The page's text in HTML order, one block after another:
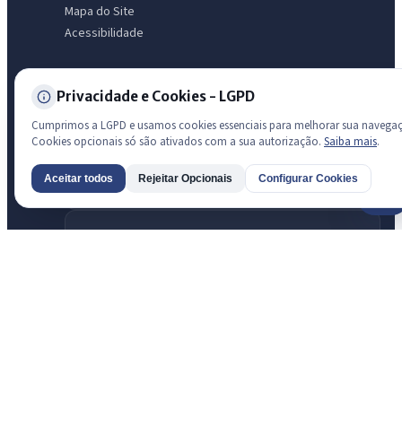
Mapa do Site
Acessibilidade
Transparência
Radar da Transparência Pública
Sistema oficial ATRICON/PNTP
Diagnóstico Atricon
Índice de transparência
Privacidade e Cookies - LGPD
Cumprimos a LGPD e usamos cookies essenciais para melhorar sua
Cookies opcionais só são ativados com a sua autorização. Saiba mais.
Aceitar todos Rejeitar Opcionais Configurar Cookies